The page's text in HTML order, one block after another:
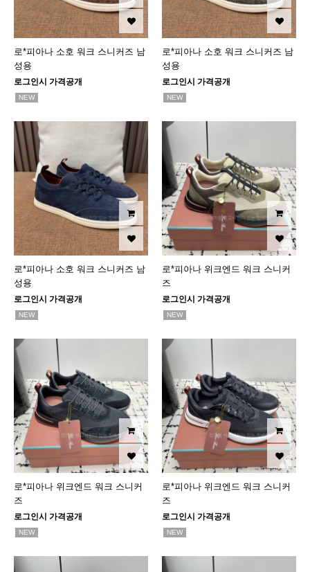
로*피아나 소호 워크 스니커즈 남
성용
로그인시 가격공개
NEW
로*피아나 소호 워크 스니커즈 남
성용
로그인시 가격공개
NEW
로*피아나 소호 워크 스니커즈 남
성용
로그인시 가격공개
NEW
로*피아나 위크엔드 워크 스니커
즈
로그인시 가격공개
NEW
로*피아나 위크엔드 워크 스니커
즈
로그인시 가격공개
NEW
로*피아나 위크엔드 워크 스니커
즈
로그인시 가격공개
NEW